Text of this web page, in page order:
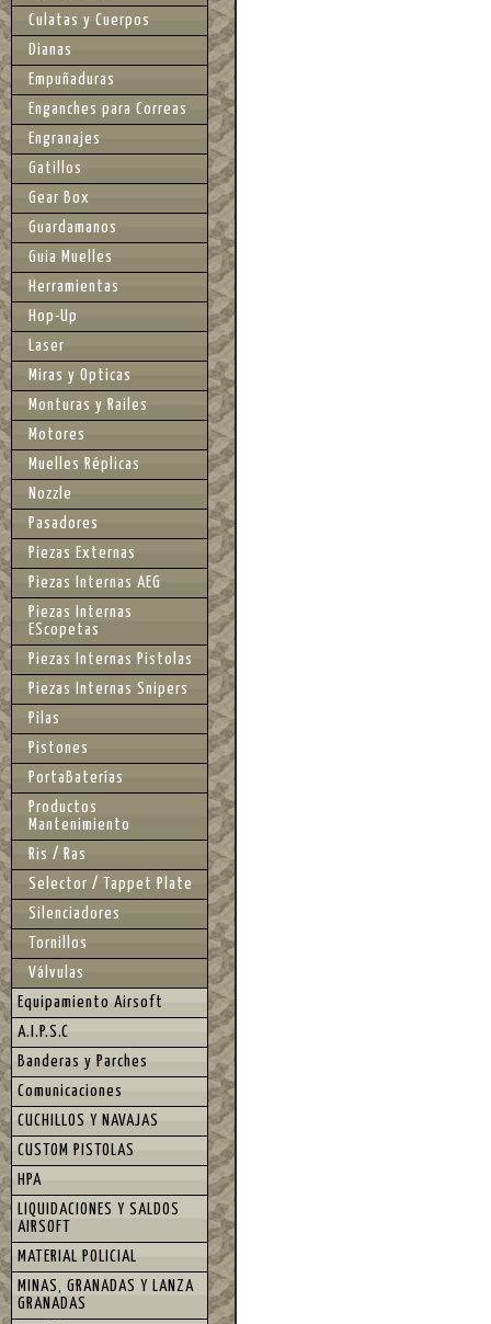
Culatas y Cuerpos
Dianas
Empuñaduras
Enganches para Correas
Engranajes
Gatillos
Gear Box
Guardamanos
Guia Muelles
Herramientas
Hop-Up
Laser
Miras y Opticas
Monturas y Railes
Motores
Muelles Réplicas
Nozzle
Pasadores
Piezas Externas
Piezas Internas AEG
Piezas Internas
EScopetas
Piezas Internas Pistolas
Piezas Internas Snipers
Pilas
Pistones
PortaBaterías
Productos
Mantenimiento
Ris / Ras
Selector / Tappet Plate
Silenciadores
Tornillos
Válvulas
Equipamiento Airsoft
A.I.P.S.C
Banderas y Parches
Comunicaciones
CUCHILLOS Y NAVAJAS
CUSTOM PISTOLAS
HPA
LIQUIDACIONES Y SALDOS
AIRSOFT
MATERIAL POLICIAL
MINAS, GRANADAS Y LANZA
GRANADAS